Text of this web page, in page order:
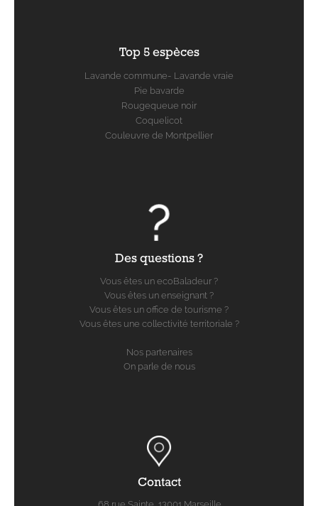
Top 5 espèces
Lavande commune- Lavande vraie
Pie bavarde
Rougequeue noir
Coquelicot
Couleuvre de Montpellier
Des questions ?
Vous êtes un ecoBaladeur ?
Vous êtes un enseignant ?
Vous êtes un office de tourisme ?
Vous êtes une collectivité territoriale ?
Nos partenaires
On parle de nous
Contact